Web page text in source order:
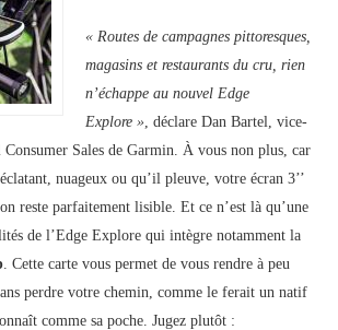
« Routes de campagnes pittoresques,
magasins et restaurants du cru, rien
n’échappe au nouvel Edge
Explore » , déclare Dan Bartel, vice-
Consumer Sales de Garmin. À vous non plus, car
nuageux ou qu’il pleuve, votre écran 3’’
reste parfaitement lisible. Et ce n’est là qu’une
de l’Edge Explore qui intègre notamment la
. Cette carte vous permet de vous rendre à peu
perdre votre chemin, comme le ferait un natif
comme sa poche. Jugez plutôt :